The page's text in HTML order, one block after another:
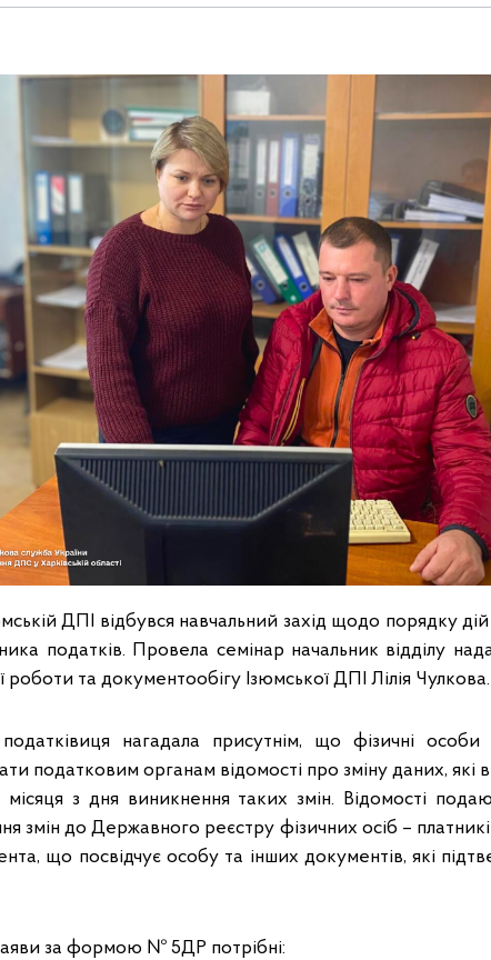
ДПІ відбувся навчальний захід щодо порядку дій
податків. Провела семінар начальник відділу
роботи та документообігу Ізюмської ДПІ Лілія Чулкова.
нагадала присутнім, що фізичні особи
податковим органам відомості про зміну даних, які
з дня виникнення таких змін. Відомості
змін до Державного реєстру фізичних осіб –
що посвідчує особу та інших документів, які
за формою № 5ДР потрібні: